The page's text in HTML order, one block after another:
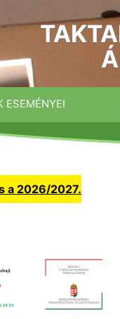
ESEMÉNYEI
a 2026/2027.